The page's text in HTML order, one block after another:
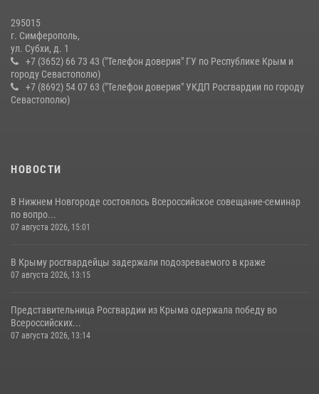
10 июля 2026, 15:10
295015
г. Симферополь,
ул. Субхи, д. 1
+7 (3652) 66 73 43 ("Телефон доверия" ГУ по Республике Крым и
городу Севастополю)
+7 (8692) 54 07 63 ("Телефон доверия" УКДП Росгвардии по городу
Севастополю)
НОВОСТИ
В Нижнем Новгороде состоялось Всероссийское совещание-семинар
по вопро...
07 августа 2026, 15:01
В Крыму росгвардейцы задержали подозреваемого в краже
07 августа 2026, 13:15
Представительница Росгвардии из Крыма одержала победу во
Всероссийских...
07 августа 2026, 13:14